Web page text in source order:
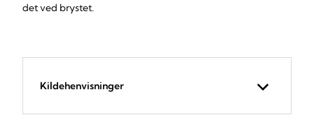
det ved brystet.
Kildehenvisninger